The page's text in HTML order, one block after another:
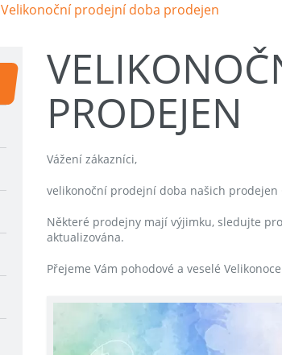
Velikonoční prodejní doba prodejen
PRODEJEN
Vážení zákazníci,
velikonoční prodejní doba našich prodejen
Některé prodejny mají výjimku, sledujte
aktualizována.
Přejeme Vám pohodové a veselé